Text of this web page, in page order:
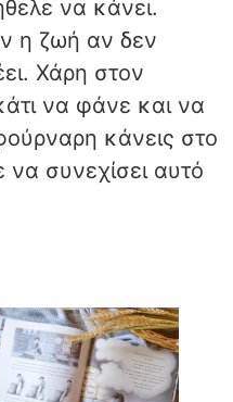
να κάνει.
η ζωή αν δεν
Χάρη στον
να φάνε και να
κάνεις στο
συνεχίσει αυτό